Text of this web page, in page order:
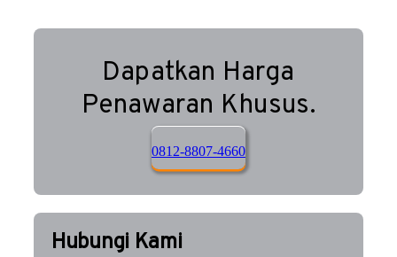
Dapatkan Harga
Penawaran Khusus.
0812-8807-4660
Hubungi Kami